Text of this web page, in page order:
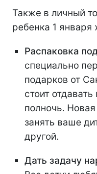
Также в личный
ребенка 1 января
Распаковка
специально
подарков от
стоит
полночь.
занять ваше
другой.
Дать задачу